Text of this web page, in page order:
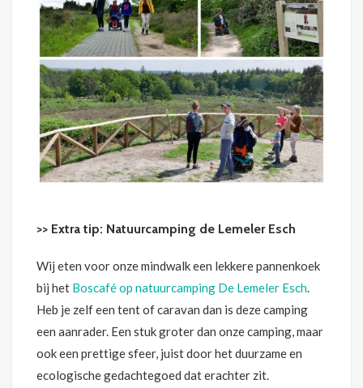
>> Extra tip: Natuurcamping de Lemeler Esch
Wij eten voor onze mindwalk een lekkere pannenkoek
bij het Boscafé op natuurcamping De Lemeler Esch.
Heb je zelf een tent of caravan dan is deze camping
een aanrader. Een stuk groter dan onze camping, maar
ook een prettige sfeer, juist door het duurzame en
ecologische gedachtegoed dat erachter zit.